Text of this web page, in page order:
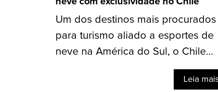
Um dos destinos mais procurados
para turismo aliado a esportes de
neve na América do Sul, o Chile...
Leia